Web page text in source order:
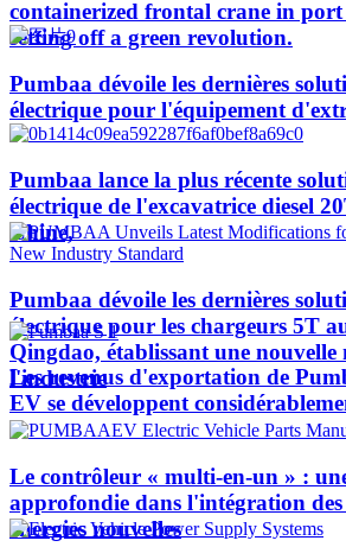
containerized frontal crane in
setting off a green revolution.
Pumbaa dévoile les dernières
électrique pour l'équipement
Pumbaa lance la plus récente
électrique de l'excavatrice diesel
Chine,
Pumbaa dévoile les dernières
électrique pour les chargeurs 5T
Qingdao, établissant une nouvelle
l'industrie
Les revenus d'exportation de
EV se développent
Le contrôleur « multi-en-un » :
approfondie dans l'intégration des
énergies nouvelles